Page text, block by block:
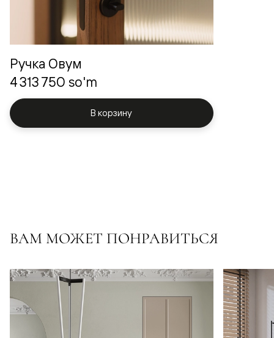
Ручка Овум
4 313 750 so'm
В корзину
ВАМ МОЖЕТ ПОНРАВИТЬСЯ